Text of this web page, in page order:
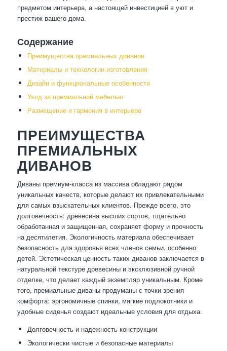
предметом интерьера, а настоящей инвестицией в уют и
престиж вашего дома.
Содержание
Преимущества премиальных диванов
Материалы и технологии изготовления
Дизайн и функциональные особенности
Уход за премиальной мебелью
Размещение и гармония в интерьере
ПРЕИМУЩЕСТВА
ПРЕМИАЛЬНЫХ
ДИВАНОВ
Диваны премиум-класса из массива обладают рядом
уникальных качеств, которые делают их привлекательными
для самых взыскательных клиентов. Прежде всего, это
долговечность: древесина высших сортов, тщательно
обработанная и защищенная, сохраняет форму и прочность
на десятилетия. Экологичность материала обеспечивает
безопасность для здоровья всех членов семьи, особенно
детей. Эстетическая ценность таких диванов заключается в
натуральной текстуре древесины и эксклюзивной ручной
отделке, что делает каждый экземпляр уникальным. Кроме
того, премиальные диваны продуманы с точки зрения
комфорта: эргономичные спинки, мягкие подлокотники и
удобные сиденья создают идеальные условия для отдыха.
Долговечность и надежность конструкции
Экологически чистые и безопасные материалы